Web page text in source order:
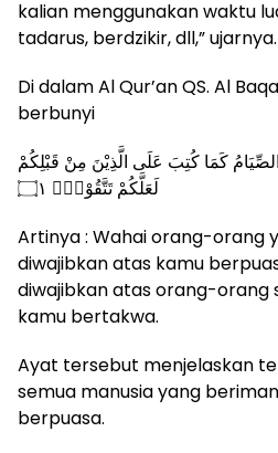
kalian menggunakan waktu
tadarus, berdzikir, dll,” ujarnya.
Di dalam Al Qur’an QS. Al
berbunyi
الصِّيَامُ كَمَا كُتِبَ عَلَى الَّذِيْنَ مِنْ قَبْلِكُمْ
لَعَلَّكُمْ تَتَّقُوْنَۙ ۝١
Artinya : Wahai orang-orang
diwajibkan atas kamu
diwajibkan atas orang-orang
kamu bertakwa.
Ayat tersebut menjelaskan
semua manusia yang
berpuasa.